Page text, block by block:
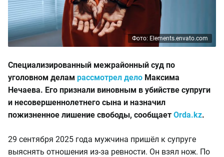
Фото: Elements.envato.com
Специализированный межрайонный суд по
уголовном делам рассмотрел дело Максима
Нечаева. Его признали виновным в убийстве супруги
и несовершеннолетнего сына и назначил
пожизненное лишение свободы, сообщает Orda.kz.
29 сентября 2025 года мужчина пришёл к супруге
выяснять отношения из-за ревности. Он взял нож. По